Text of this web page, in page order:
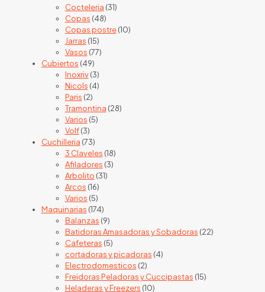
products
Cocteleria 3131
Copas 4848
products
Copas postre 1010
Jarras 1515
products
Vasos 7777
Cubiertos 4949
products
Inoxriv 33
products
Nicols 44
Paris 22
products
Tramontina 2828
Varios 55
Volf 33
products
Cuchilleria 7373
products
3 Claveles 1818
products
Afiladores 33
Arbolito 3131
Arcos 1616
products
Varios 55
products
Maquinarias 174174
products
Balanzas 99
products
Batidoras Amasadoras y Sobadoras 2222
Cafeteras 55
products
cortadoras y picadoras 44
Electrodomesticos 22
products
Freidoras Peladoras y Cuccipastas 1515
Heladeras y Freezers 1010